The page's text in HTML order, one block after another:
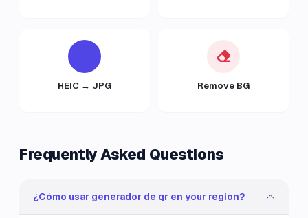
HEIC → JPG Remove BG
Frequently Asked Questions
¿Cómo usar generador de qr en your region?